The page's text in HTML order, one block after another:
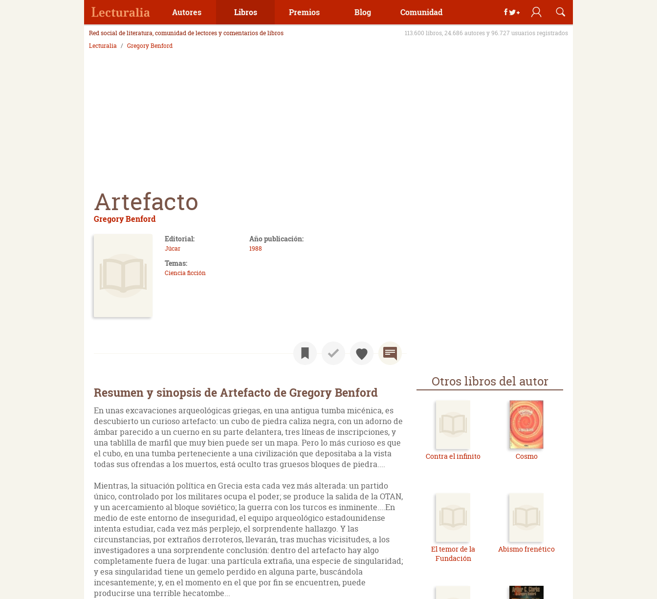
Autores Libros Premios Blog Comunidad
Red social de literatura, comunidad de lectores y comentarios de libros
113.600 libros, 24.686 autores y 96.727 usuarios registrados
Lecturalia
Gregory Benford
Artefacto
Gregory Benford
Editorial:
Júcar
Año publicación:
1988
Temas:
Ciencia ficción
Resumen y sinopsis de Artefacto de Gregory Benford
En unas excavaciones arqueológicas griegas, en una antigua tumba micénica, es
descubierto un curioso artefacto: un cubo de piedra caliza negra, con un adorno de
ámbar parecido a un cuerno en su parte delantera, tres líneas de inscripciones, y
una tablilla de marfil que muy bien puede ser un mapa. Pero lo más curioso es que
el cubo, en una tumba perteneciente a una civilización que depositaba a la vista
todas sus ofrendas a los muertos, está oculto tras gruesos bloques de piedra....
Mientras, la situación política en Grecia esta cada vez más alterada: un partido
único, controlado por los militares ocupa el poder; se produce la salida de la OTAN,
y un acercamiento al bloque soviético; la guerra con los turcos es inminente....En
medio de este entorno de inseguridad, el equipo arqueológico estadounidense
intenta estudiar, cada vez más perplejo, el sorprendente hallazgo. Y las
circunstancias, por extraños derroteros, llevarán, tras muchas vicisitudes, a los
investigadores a una sorprendente conclusión: dentro del artefacto hay algo
completamente fuera de lugar: una partícula extraña, una especie de singularidad;
y esa singularidad tiene un gemelo perdido en alguna parte, buscándola
incesantemente; y, en el momento en el que por fin se encuentren, puede
producirse una terrible hecatombe...
Otros libros del autor
Contra el infinito Cosmo
El temor de la
Fundación
Abismo frenético